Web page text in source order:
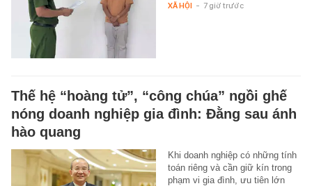
XÃ HỘI - 7 giờ trước
Thế hệ “hoàng tử”, “công chúa” ngồi ghế
nóng doanh nghiệp gia đình: Đằng sau ánh
hào quang
Khi doanh nghiệp có những tính
toán riêng và cần giữ kín trong
phạm vi gia đình, ưu tiên lớn